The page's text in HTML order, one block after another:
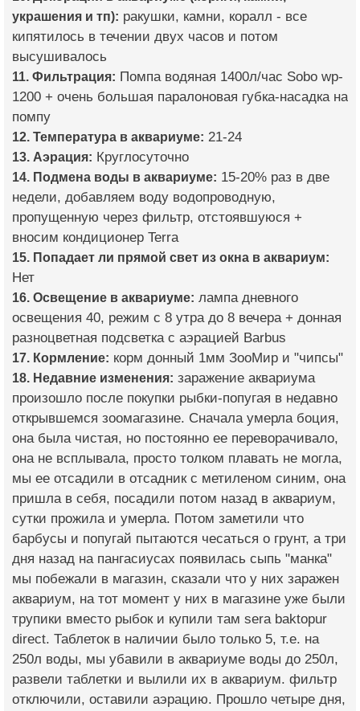
украшения и тп): ракушки, камни, коралл - все
кипятилось в течении двух часов и потом
высушивалось
11. Фильтрация: Помпа водяная 1400л/час Sobo wp-
1200 + очень большая паралоновая губка-насадка на
помпу
12. Температура в аквариуме: 21-24
13. Аэрация: Круглосуточно
14. Подмена воды в аквариуме: 15-20% раз в две
недели, добавляем воду водопроводную,
пропущенную через фильтр, отстоявшуюся +
вносим кондиционер Terra
15. Попадает ли прямой свет из окна в аквариум:
Нет
16. Освещение в аквариуме: лампа дневного
освещения 40, режим с 8 утра до 8 вечера + донная
разноцветная подсветка с аэрацией Barbus
17. Кормление: корм донный 1мм ЗооМир и "чипсы"
18. Недавние изменения: заражение аквариума
произошло после покупки рыбки-попугая в недавно
открывшемся зоомагазине. Сначала умерла боция,
она была чистая, но постоянно ее переворачивало,
она не всплывала, просто толком плавать не могла,
мы ее отсадили в отсадник с метиленом синим, она
пришла в себя, посадили потом назад в аквариум,
сутки прожила и умерла. Потом заметили что
барбусы и попугай пытаются чесаться о грунт, а три
дня назад на пангасиусах появилась сыпь "манка"
мы побежали в магазин, сказали что у них заражен
аквариум, на тот момент у них в магазине уже были
трупики вместо рыбок и купили там sera baktopur
direct. Таблеток в наличии было только 5, т.е. на
250л воды, мы убавили в аквариуме воды до 250л,
развели таблетки и вылили их в аквариум. фильтр
отключили, оставили аэрацию. Прошло четыре дня,